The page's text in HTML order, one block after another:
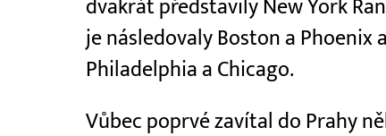
dvakrát představily New York
je následovaly Boston a
Philadelphia a Chicago.
Vůbec poprvé zavítal do Prahy